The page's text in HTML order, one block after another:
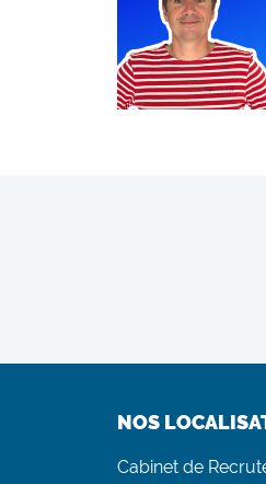
NOS
Cabinet de